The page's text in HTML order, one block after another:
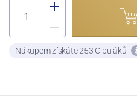
Nákupem získáte 253 Cibuláků